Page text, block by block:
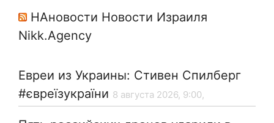
НАновости Новости Израиля
Nikk.Agency
Евреи из Украины: Стивен Спилберг
#євреїзукраїни 8 августа 2026, 9:00,